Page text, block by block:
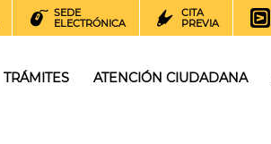
SEDE
ELECTRÓNICA
CITA
PREVIA
TRÁMITES ATENCIÓN CIUDADANA